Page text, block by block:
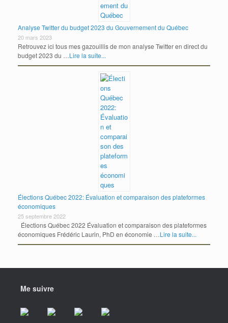
Analyse Twitter du budget 2023 du Gouvernement du Québec
20 mars 2023
Retrouvez ici tous mes gazouillis de mon analyse Twitter en direct du
budget 2023 du …Lire la suite...
Élections Québec 2022: Évaluation et comparaison des plateformes
économiques
25 septembre 2022
Élections Québec 2022 Évaluation et comparaison des plateformes
économiques Frédéric Laurin, PhD en économie …Lire la suite...
Me suivre